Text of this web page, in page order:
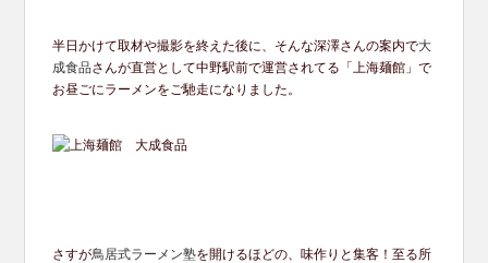
半日かけて取材や撮影を終えた後に、 そんな深澤さんの案内で大
成食品さんが直営として中野駅前で運営されてる「上海麺館」で
お昼ごにラーメンをご馳走になりました。
さすが鳥居式ラーメン塾を開けるほどの、味作りと集客！ 至る所